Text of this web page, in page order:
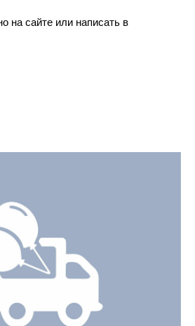
на сайте или написать в